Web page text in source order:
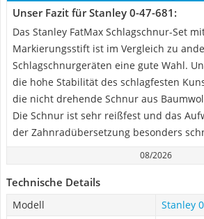
Unser Fazit für Stanley ‎0-47-681:
Das Stanley FatMax Schlagschnur-Set
Markierungsstift ist im Vergleich zu
Schlagschnurgeräten eine gute Wahl.
die hohe Stabilität des schlagfesten
die nicht drehende Schnur aus
Die Schnur ist sehr reißfest und das
der Zahnradübersetzung besonders
08/2026
Technische Details
Modell
Stanley